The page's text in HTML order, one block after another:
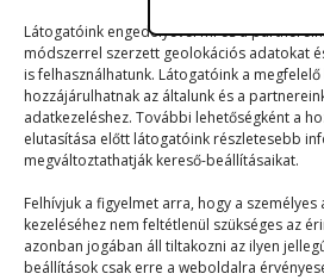
Látogatóink engedélyével mi és a
módszerrel szerzett geolokációs adatokat
is felhasználhatunk. Látogatóink a
hozzájárulhatnak az általunk és a
adatkezeléshez. További lehetőségként a
elutasítása előtt látogatóink részletesebb
megváltoztathatják kereső-beállításaikat.
Felhívjuk a figyelmet arra, hogy a
kezeléséhez nem feltétlenül szükséges az
azonban jogában áll tiltakozni az ilyen
beállítások csak erre a weboldalra
© 2023–2026
Navigáció